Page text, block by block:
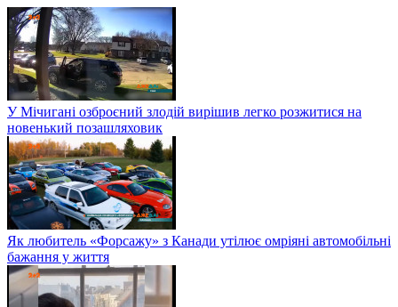
У Мічигані озброєний злодій вирішив легко розжитися на
новенький позашляховик
Як любитель «Форсажу» з Канади утілює омріяні автомобільні
бажання у життя